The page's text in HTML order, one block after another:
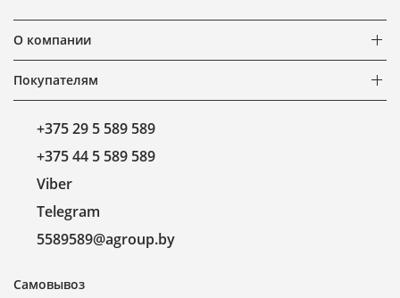
О компании
Покупателям
+375 29 5 589 589
+375 44 5 589 589
Viber
Telegram
5589589@agroup.by
Самовывоз